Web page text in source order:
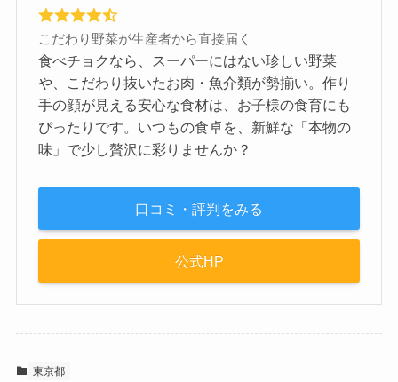
こだわり野菜が生産者から直接届く
食べチョクなら、スーパーにはない珍しい野菜
や、こだわり抜いたお肉・魚介類が勢揃い。作り
手の顔が見える安心な食材は、お子様の食育にも
ぴったりです。いつもの食卓を、新鮮な「本物の
味」で少し贅沢に彩りませんか？
口コミ・評判をみる
公式HP
東京都